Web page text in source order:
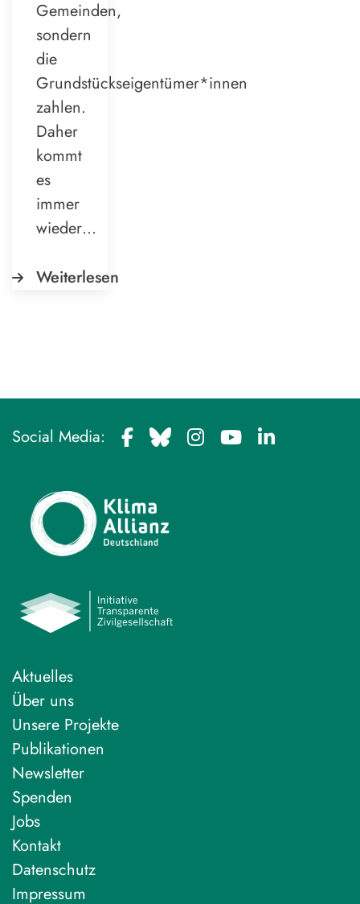
Gemeinden,
sondern
die
Grundstückseigentümer*innen
zahlen.
Daher
kommt
es
immer
wieder…
Weiterlesen
Social Media:
Aktuelles
Über uns
Unsere Projekte
Publikationen
Newsletter
Spenden
Jobs
Kontakt
Datenschutz
Impressum